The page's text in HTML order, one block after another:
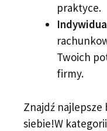
praktyce.
Twoich
firmy.
Znajdź
siebie!W